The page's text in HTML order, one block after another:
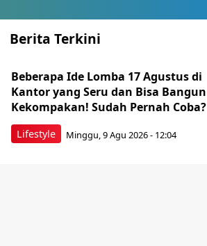
Berita Terkini
Lifestyle
Beberapa Ide Lomba 17 Agustus di
Kantor yang Seru dan Bisa Bangun
Kekompakan! Sudah Pernah Coba?
Minggu, 9 Agu 2026 - 12:04